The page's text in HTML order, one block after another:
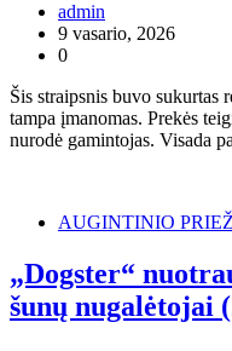
admin
9 vasario, 2026
0
Šis straipsnis buvo sukurtas
tampa įmanomas. Prekės
nurodė gamintojas. Visada
AUGINTINIO
„Dogster“
šunų nugalėtojai